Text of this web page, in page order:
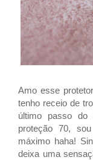
Amo esse
tenho receio de
último passo do
proteção 70,
máximo haha!
deixa uma